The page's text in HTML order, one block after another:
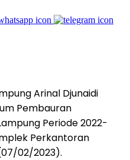
Arinal Djunaidi
Pembauran
Periode 2022-
Perkantoran
02/2023).